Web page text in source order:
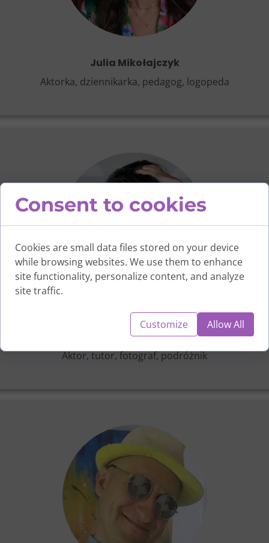
Julia Mikołajczyk
Aktorka, dziennikarka, pedagog, logopeda
Mateusz Wądrzyk
Aktor, tutor, fotograf, podróżnik
Consent to cookies
Cookies are small data files stored on your device
while browsing websites. We use them to enhance
site functionality, personalize content, and analyze
site traffic.
Customize Allow All